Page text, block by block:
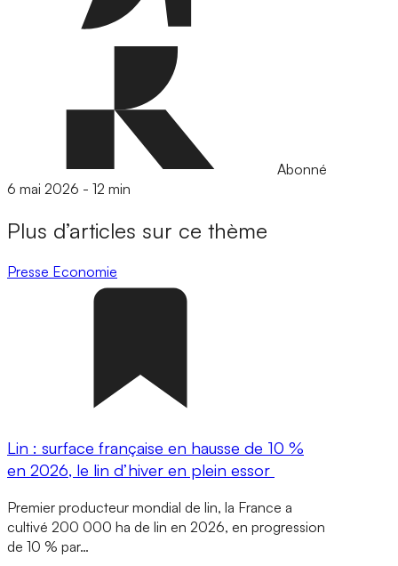
Abonné
6 mai 2026 - 12 min
Plus d’articles sur ce thème
Presse Economie
Lin : surface française en hausse de 10 %
en 2026, le lin d’hiver en plein essor
Premier producteur mondial de lin, la France a
cultivé 200 000 ha de lin en 2026, en progression
de 10 % par…